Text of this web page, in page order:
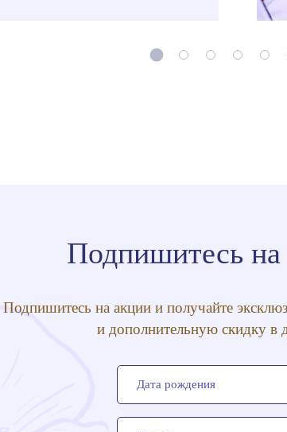
Подпишитесь на
Подпишитесь на акции и получайте
и дополнительную скидку в